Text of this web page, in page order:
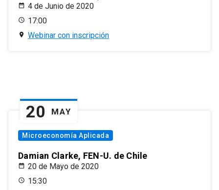
4 de Junio de 2020
17:00
Webinar con inscripción
20 MAY
Microeconomía Aplicada
Damian Clarke, FEN-U. de Chile
20 de Mayo de 2020
15:30